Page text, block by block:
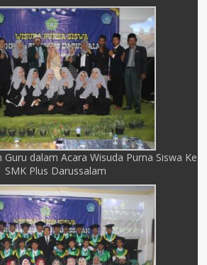
dalam Acara Wisuda Purna Siswa Ke
SMK Plus Darussalam